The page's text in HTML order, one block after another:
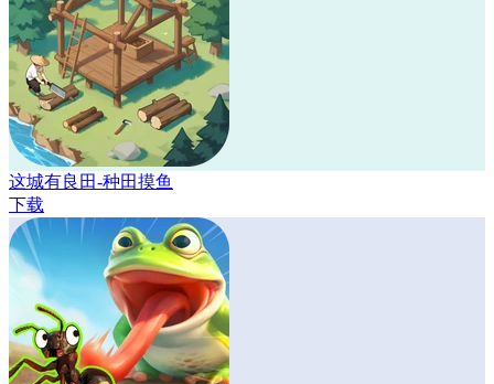
这城有良田-种田摸鱼
下载